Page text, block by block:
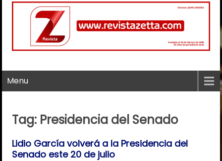
Menu
Tag: Presidencia del Senado
Lidio García volverá a la Presidencia del
Senado este 20 de julio